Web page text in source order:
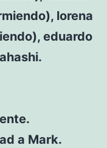
lorena
eduardo
a Mark.